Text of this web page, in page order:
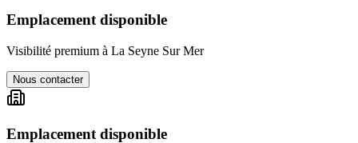
Emplacement disponible
Visibilité premium à La Seyne Sur Mer
Nous contacter
Emplacement disponible